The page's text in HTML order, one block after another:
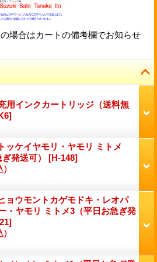
場合はカートの備考欄でお知らせ
用インクカートリッジ（送料無
]
ッケイヤモリ・ヤモリ ミトメ
発送可） [H-148]
)
ョウモントカゲモドキ・レオパ
・ヤモリ ミトメ3（平日お急ぎ発
]
)